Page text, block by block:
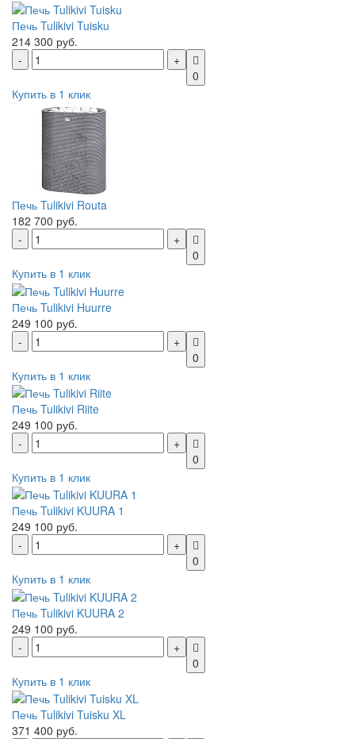
Печь Tulikivi Tuisku
214 300 руб.
0
Купить в 1 клик
Печь Tulikivi Routa
182 700 руб.
0
Купить в 1 клик
Печь Tulikivi Huurre
249 100 руб.
0
Купить в 1 клик
Печь Tulikivi Riite
249 100 руб.
0
Купить в 1 клик
Печь Tulikivi KUURA 1
249 100 руб.
0
Купить в 1 клик
Печь Tulikivi KUURA 2
249 100 руб.
0
Купить в 1 клик
Печь Tulikivi Tuisku XL
371 400 руб.